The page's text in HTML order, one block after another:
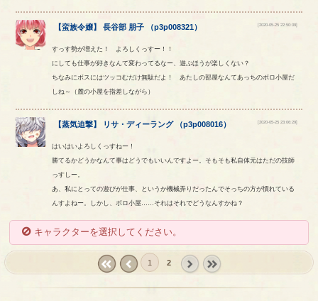
【蛮族令嬢】長谷部 朋子 （p3p008321） [2020-05-25 22:50:09]
すっす勢が増えた！ よろしくっすー！！
にしても仕事が好きなんて変わってるなー、遊ぶほうが楽しくない？
ちなみにボスにはツッコむだけ無駄だよ！ あたしの部屋なんてあっちのボロ小屋だ
しね～（麓の小屋を指差しながら）
【蒸気迫撃】 リサ ・ディーラング（p3p008016） [2020-05-25 23:06:29]
はいはいよろしくっすねー！
勝てるかどうかなんて事はどうでもいいんですよー。そもそも私自体元はただの技師
っすしー。
あ、私にとっての遊びが仕事、というか機械弄りだったんでそっちの方が慣れている
んすよねー。しかし、ボロ小屋……それはそれでどうなんすかね？
キャラクターを選択してください。
1 2